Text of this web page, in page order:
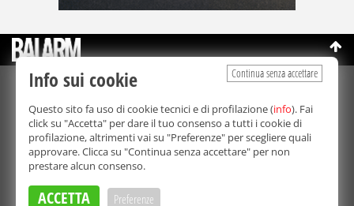
©Copyright 2003-2026
Bmedia Srl
- P.IVA 07064240828
La riproduzione totale o parziale di tutti i contenuti, in qualunque
forma, su qualsiasi supporto è proibita.
Balarm.it è una testata giornalistica registrata. Autorizzazione del
Tribunale di Palermo n° 32 del 21/10/2003
Direttore responsabile:
Continua senza accettare
Info sui cookie
Questo sito fa uso di cookie tecnici e di profilazione (info). Fai
click su "Accetta" per dare il tuo consenso a tutti i cookie di
profilazione, altrimenti vai su "Preferenze" per scegliere quali
approvare. Clicca su "Continua senza accettare" per non
prestare alcun consenso.
ACCETTA Preferenze